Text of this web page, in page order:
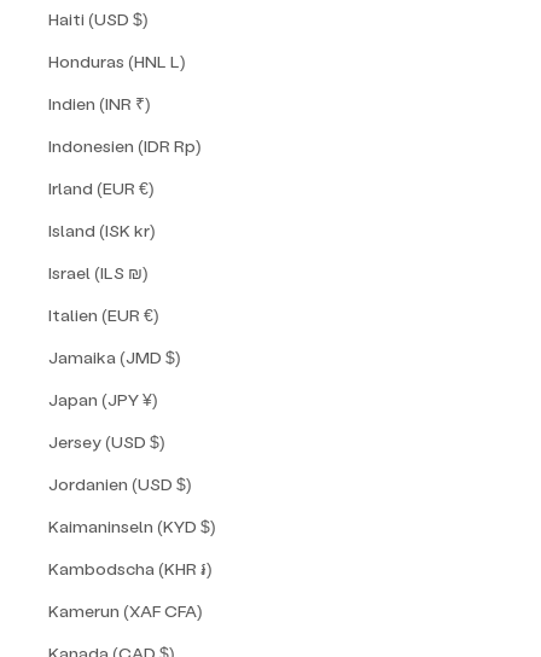
Haiti (USD $)
Honduras (HNL L)
Indien (INR ₹)
Indonesien (IDR Rp)
Irland (EUR €)
Island (ISK kr)
Israel (ILS ₪)
Italien (EUR €)
Jamaika (JMD $)
Japan (JPY ¥)
Jersey (USD $)
Jordanien (USD $)
Kaimaninseln (KYD $)
Kambodscha (KHR ៛)
Kamerun (XAF CFA)